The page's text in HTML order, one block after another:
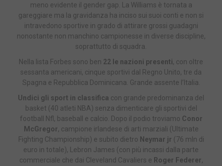
meno evidente il gender gap. La Williams è tornata a
gareggiare ma la gravidanza ha inciso sui suoi conti e non si
intravedono sportive in grado di attirare grossi guadagni
nonostante non manchino campionesse in diverse discipline,
soprattutto di squadra.
Nella lista Forbes sono ben 22 le nazioni presenti, con oltre
sessanta americani, cinque sportivi dal Regno Unito, tre da
Spagna e Repubblica Dominicana. Grande assente l’Italia.
Undici gli sport in classifica con grande predominanza del
basket (40 atleti NBA) senza dimenticare gli sportivi del
football Nfl, baseball e calcio. Dopo il podio troviamo Conor
McGregor, campione irlandese di arti marziali (Ultimate
Fighting Championship) e subito dietro Neymar jr (76 mln di
euro in totale), Lebron James (con più incassi dalla parte
commerciale che dai Cleveland Cavaliers e Roger Federer,